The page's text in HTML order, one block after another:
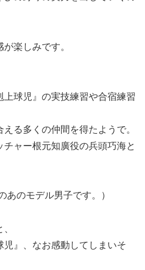
楽しみです。
球児』の実技練習や合宿練習
る多くの仲間を得たようで。
ャー根元知廣役の兵頭巧海と
あのモデル男子です。）
』、なお感動してしまいそ